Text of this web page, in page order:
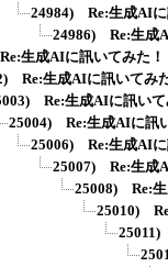
24984) Re:生成AIに
24986) Re:生成
生成AIに訊いてみた！
Re:生成AIに訊いてみ
Re:生成AIに訊いて
25004) Re:生成AIに訊
25006) Re:生成AIに
25007) Re:生成
25008) Re:生
25010)